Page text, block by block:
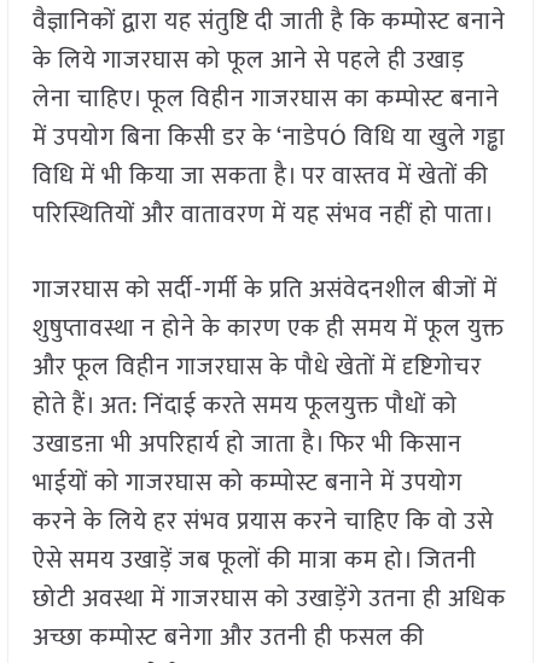
वैज्ञानिकों द्वारा यह संतुष्टि दी जाती है कि कम्पोस्ट बनाने
के लिये गाजरघास को फूल आने से पहले ही उखाड़
लेना चाहिए। फूल विहीन गाजरघास का कम्पोस्ट बनाने
में उपयोग बिना किसी डर के ‘नाडेपÓ विधि या खुले गड्ढा
विधि में भी किया जा सकता है। पर वास्तव में खेतों की
परिस्थितियों और वातावरण में यह संभव नहीं हो पाता।
गाजरघास को सर्दी-गर्मी के प्रति असंवेदनशील बीजों में
शुषुप्तावस्था न होने के कारण एक ही समय में फूल युक्त
और फूल विहीन गाजरघास के पौधे खेतों में दृष्टिगोचर
होते हैं। अत: निंदाई करते समय फूलयुक्त पौधों को
उखाडऩा भी अपरिहार्य हो जाता है। फिर भी किसान
भाईयों को गाजरघास को कम्पोस्ट बनाने में उपयोग
करने के लिये हर संभव प्रयास करने चाहिए कि वो उसे
ऐसे समय उखाड़ें जब फूलों की मात्रा कम हो। जितनी
छोटी अवस्था में गाजरघास को उखाड़ेंगे उतना ही अधिक
अच्छा कम्पोस्ट बनेगा और उतनी ही फसल की